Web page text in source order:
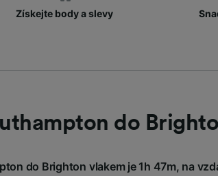
Získejte body a slevy
do
do Brighton vlakem je 1h 47m, na